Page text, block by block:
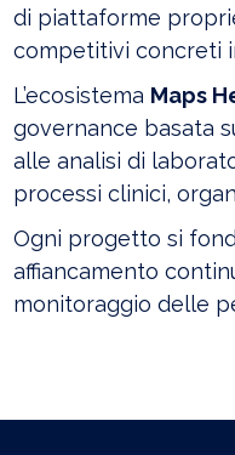
di piattaforme
competitivi concreti
L’ecosistema Maps
governance basata
alle analisi di
processi clinici,
Ogni progetto si
affiancamento
monitoraggio delle